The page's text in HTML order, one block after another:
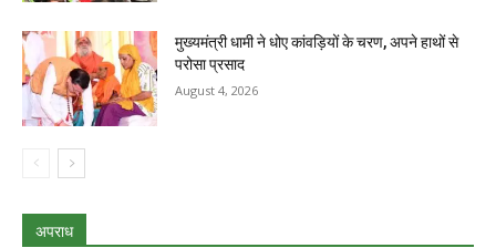
मुख्यमंत्री धामी ने धोए कांवड़ियों के चरण, अपने हाथों से
परोसा प्रसाद
August 4, 2026
अपराध